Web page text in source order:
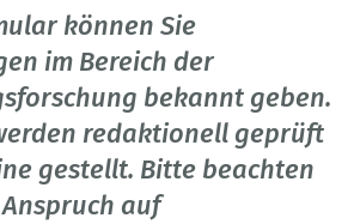
können Sie
im Bereich der
bekannt geben.
redaktionell geprüft
gestellt. Bitte beachten
auf